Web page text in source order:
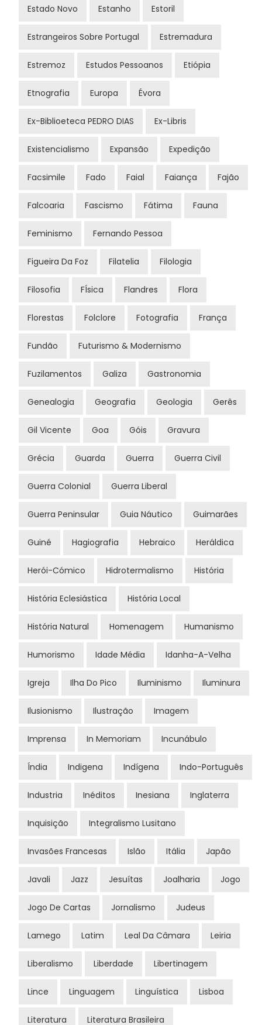
Estado Novo Estanho Estoril
Estrangeiros Sobre Portugal Estremadura
Estremoz Estudos Pessoanos Etiópia
Etnografia Europa Évora
Ex-Biblioeteca PEDRO DIAS Ex-Libris
Existencialismo Expansão Expedição
Facsimile Fado Faial Faiança Fajão
Falcoaria Fascismo Fátima Fauna
Feminismo Fernando Pessoa
Figueira Da Foz Filatelia Filologia
Filosofia FÍsica Flandres Flora
Florestas Folclore Fotografia França
Fundão Futurismo & Modernismo
Fuzilamentos Galiza Gastronomia
Genealogia Geografia Geologia Gerês
Gil Vicente Goa Góis Gravura
Grécia Guarda Guerra Guerra Civil
Guerra Colonial Guerra Liberal
Guerra Peninsular Guia Náutico Guimarães
Guiné Hagiografia Hebraico Heráldica
Herói-Cómico Hidrotermalismo História
História Eclesiástica História Local
História Natural Homenagem Humanismo
Humorismo Idade Média Idanha-A-Velha
Igreja Ilha Do Pico Iluminismo Iluminura
Ilusionismo Ilustração Imagem
Imprensa In Memoriam Incunábulo
Índia Indigena Indígena Indo-Português
Industria Inéditos Inesiana Inglaterra
Inquisição Integralismo Lusitano
Invasões Francesas Islão Itália Japão
Javali Jazz Jesuítas Joalharia Jogo
Jogo De Cartas Jornalismo Judeus
Lamego Latim Leal Da Câmara Leiria
Liberalismo Liberdade Libertinagem
Lince Linguagem Linguística Lisboa
Literatura Literatura Brasileira